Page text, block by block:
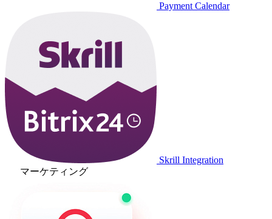
Payment Calendar
Skrill Integration
マーケティング